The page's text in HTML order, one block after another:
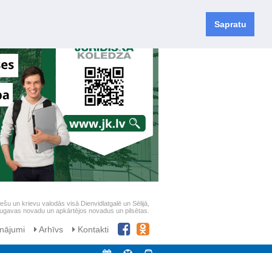
Sapratu
un krievu valodās visā Dienvidlatgalē un Sēlijā,
novadu un apkārtējos novadus un pilsētas.
Arhīvs Kontakti